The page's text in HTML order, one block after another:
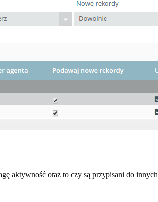
aktywność oraz to czy są przypisani do